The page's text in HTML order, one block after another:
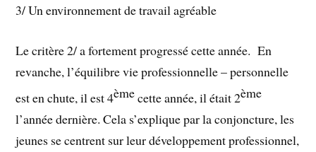
3/ Un environnement de travail agréable
Le critère 2/ a fortement progressé cette année. En
revanche, l’équilibre vie professionnelle – personnelle
est en chute, il est 4èmecette année, il était 2ème
l’année dernière. Cela s’explique par la conjoncture, les
jeunes se centrent sur leur développement professionnel,